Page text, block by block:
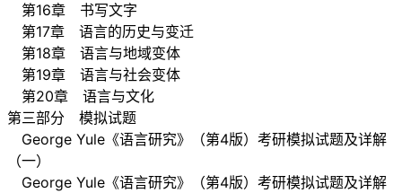
第16章 书写文字
第17章 语言的历史与变迁
第18章 语言与地域变体
第19章 语言与社会变体
第20章 语言与文化
第三部分 模拟试题
George Yule《语言研究》（第4版）考研模拟试题及详解
（一）
George Yule《语言研究》（第4版）考研模拟试题及详解